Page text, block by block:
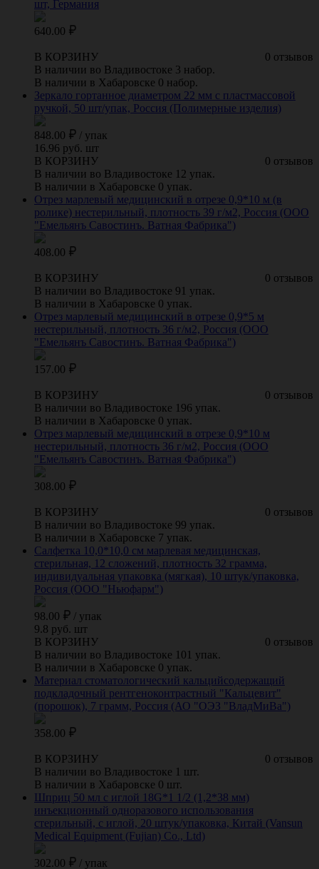
шт, Германия
640.00
0 отзывов
В КОРЗИНУ
В наличии во Владивостоке 3 набор.
В наличии в Хабаровске 0 набор.
Зеркало гортанное диаметром 22 мм с пластмассовой
ручкой, 50 шт/упак, Россия (Полимерные изделия)
848.00 / упак
16.96 руб. шт
0 отзывов
В КОРЗИНУ
В наличии во Владивостоке 12 упак.
В наличии в Хабаровске 0 упак.
Отрез марлевый медицинский в отрезе 0,9*10 м (в
ролике) нестерильный, плотность 39 г/м2, Россия (ООО
"Емельянъ Савостинъ. Ватная Фабрика")
408.00
0 отзывов
В КОРЗИНУ
В наличии во Владивостоке 91 упак.
В наличии в Хабаровске 0 упак.
Отрез марлевый медицинский в отрезе 0,9*5 м
нестерильный, плотность 36 г/м2, Россия (ООО
"Емельянъ Савостинъ. Ватная Фабрика")
157.00
0 отзывов
В КОРЗИНУ
В наличии во Владивостоке 196 упак.
В наличии в Хабаровске 0 упак.
Отрез марлевый медицинский в отрезе 0,9*10 м
нестерильный, плотность 36 г/м2, Россия (ООО
"Емельянъ Савостинъ. Ватная Фабрика")
308.00
0 отзывов
В КОРЗИНУ
В наличии во Владивостоке 99 упак.
В наличии в Хабаровске 7 упак.
Салфетка 10,0*10,0 см марлевая медицинская,
стерильная, 12 сложений, плотность 32 грамма,
индивидуальная упаковка (мягкая), 10 штук/упаковка,
Россия (ООО "Ньюфарм")
98.00 / упак
9.8 руб. шт
0 отзывов
В КОРЗИНУ
В наличии во Владивостоке 101 упак.
В наличии в Хабаровске 0 упак.
Материал стоматологический кальцийсодержащий
подкладочный рентгеноконтрастный "Кальцевит"
(порошок), 7 грамм, Россия (АО "ОЭЗ "ВладМиВа")
358.00
0 отзывов
В КОРЗИНУ
В наличии во Владивостоке 1 шт.
В наличии в Хабаровске 0 шт.
Шприц 50 мл с иглой 18G*1 1/2 (1,2*38 мм)
инъекционный одноразового использования
стерильный, с иглой, 20 штук/упаковка, Китай (Vansun
Medical Equipment (Fujian) Co., Ltd)
302.00 / упак